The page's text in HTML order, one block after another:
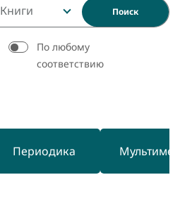
Книги Поиск
По любому
соответствию
Периодика